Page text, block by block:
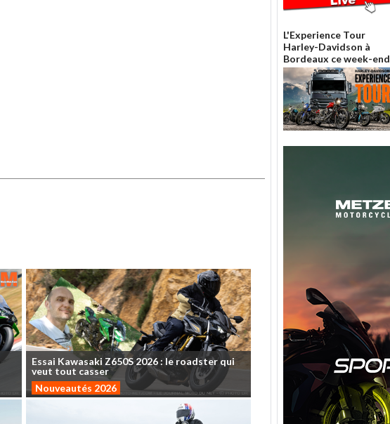
Essai Kawasaki Z650S2026:le roadster qui
veut tout casser
Nouveautés 2026
L'Experience Tour
Harley-Davidson à
Bordeaux ce week-end